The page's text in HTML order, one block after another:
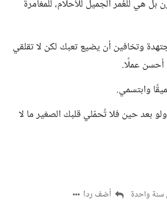
بل هي للعُمر الجميل للأحلام، للمغامرة
وتخافين أن يضيع تعبك لكن لا تقلقي
أحسن عملًا.
وابتسمي.
بعد حين فلا تُحمّلي قلبك الصغير ما لا
سنة واحدة أضف ردا